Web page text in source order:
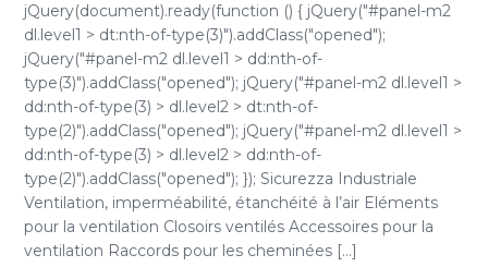
jQuery(document).ready(function () { jQuery("#panel-m2
dl.level1 > dt:nth-of-type(3)").addClass("opened");
jQuery("#panel-m2 dl.level1 > dd:nth-of-
type(3)").addClass("opened"); jQuery("#panel-m2 dl.level1 >
dd:nth-of-type(3) > dl.level2 > dt:nth-of-
type(2)").addClass("opened"); jQuery("#panel-m2 dl.level1 >
dd:nth-of-type(3) > dl.level2 > dd:nth-of-
type(2)").addClass("opened"); }); Sicurezza Industriale
Ventilation, imperméabilité, étanchéité à l’air Eléments
pour la ventilation Closoirs ventilés Accessoires pour la
ventilation Raccords pour les cheminées [...]